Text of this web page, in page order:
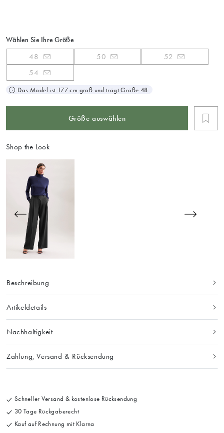
Wählen Sie Ihre Größe
48 50
52
54
Das Model ist 177 cm groß und trägt Größe 48.
Größe auswählen
Shop the Look
Beschreibung
Artikeldetails
Nachhaltigkeit
Zahlung, Versand & Rücksendung
Schneller Versand & kostenlose Rücksendung
30 Tage Rückgaberecht
Kauf auf Rechnung mit Klarna